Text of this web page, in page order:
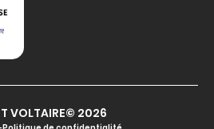
VOLTAIRE© 2026